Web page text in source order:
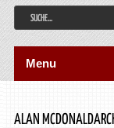
Menu
ALAN